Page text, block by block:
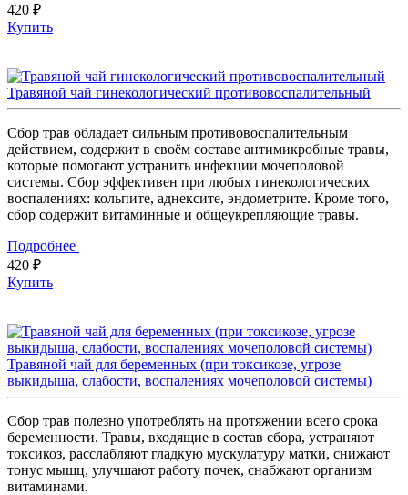
420 ₽
Купить
Травяной чай гинекологический противовоспалительный
Сбор трав обладает сильным противовоспалительным
действием, содержит в своём составе антимикробные травы,
которые помогают устранить инфекции мочеполовой
системы. Сбор эффективен при любых гинекологических
воспалениях: кольпите, аднексите, эндометрите. Кроме того,
сбор содержит витаминные и общеукрепляющие травы.
Подробнее
420 ₽
Купить
Травяной чай для беременных (при токсикозе, угрозе
выкидыша, слабости, воспалениях мочеполовой системы)
Сбор трав полезно употреблять на протяжении всего срока
беременности. Травы, входящие в состав сбора, устраняют
токсикоз, расслабляют гладкую мускулатуру матки, снижают
тонус мышц, улучшают работу почек, снабжают организм
витаминами.